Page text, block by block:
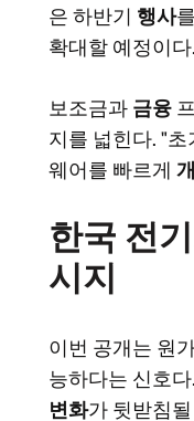
은 하반기 행사
확대할 예정이다.
보조금과 금융
지를 넓힌다. "초
웨어를 빠르게
한국 전
시지
이번 공개는 원
능하다는 신호
변화가 뒷받침